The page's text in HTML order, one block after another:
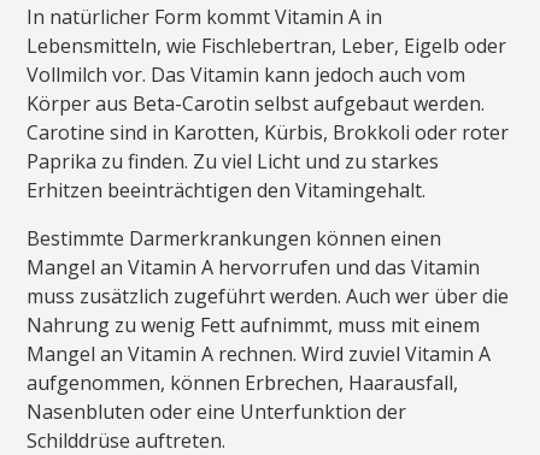
In natürlicher Form kommt Vitamin A in
Lebensmitteln, wie Fischlebertran, Leber, Eigelb oder
Vollmilch vor. Das Vitamin kann jedoch auch vom
Körper aus Beta-Carotin selbst aufgebaut werden.
Carotine sind in Karotten, Kürbis, Brokkoli oder roter
Paprika zu finden. Zu viel Licht und zu starkes
Erhitzen beeinträchtigen den Vitamingehalt.
Bestimmte Darmerkrankungen können einen
Mangel an Vitamin A hervorrufen und das Vitamin
muss zusätzlich zugeführt werden. Auch wer über die
Nahrung zu wenig Fett aufnimmt, muss mit einem
Mangel an Vitamin A rechnen. Wird zuviel Vitamin A
aufgenommen, können Erbrechen, Haarausfall,
Nasenbluten oder eine Unterfunktion der
Schilddrüse auftreten.